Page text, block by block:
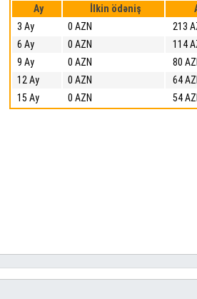
Ay
İlkin ödəniş
3 Ay
0 AZN
213
6 Ay
0 AZN
114
9 Ay
0 AZN
80
12 Ay
0 AZN
64
15 Ay
0 AZN 54